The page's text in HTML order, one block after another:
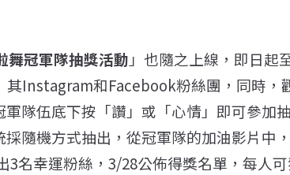
舞冠軍隊抽獎活動 」也隨之上線，即日起
其Instagram和Facebook粉絲團，同時，
隊伍底下按「讚」或「心情」即可參加
隨機方式抽出，從冠軍隊的加油影片中，
名幸運粉絲，3/28公佈得獎名單，每人